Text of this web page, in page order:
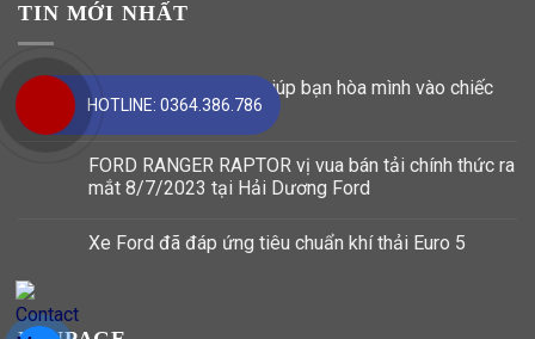
TIN MỚI NHẤT
FordPass Ứng dụng giúp bạn hòa mình vào chiếc
xe của mình.
FORD RANGER RAPTOR vị vua bán tải chính thức ra
mắt 8/7/2023 tại Hải Dương Ford
Xe Ford đã đáp ứng tiêu chuẩn khí thải Euro 5
HOTLINE: 0364.386.786